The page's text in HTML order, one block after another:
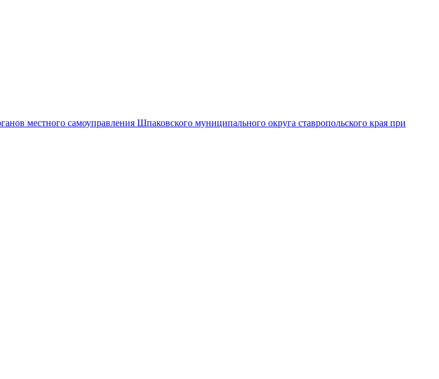
местного самоуправления Шпаковского муниципального округа ставропольского края при